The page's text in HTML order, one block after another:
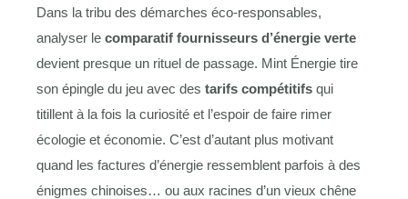
Dans la tribu des démarches éco-responsables,
analyser le comparatif fournisseurs d’énergie verte
devient presque un rituel de passage. Mint Énergie tire
son épingle du jeu avec des tarifs compétitifs qui
titillent à la fois la curiosité et l’espoir de faire rimer
écologie et économie. C’est d’autant plus motivant
quand les factures d’énergie ressemblent parfois à des
énigmes chinoises… ou aux racines d’un vieux chêne